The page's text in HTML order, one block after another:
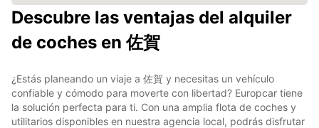
Descubre las ventajas del alquiler
de coches en 佐賀
¿Estás planeando un viaje a 佐賀 y necesitas un vehículo
confiable y cómodo para moverte con libertad? Europcar tiene
la solución perfecta para ti. Con una amplia flota de coches y
utilitarios disponibles en nuestra agencia local, podrás disfrutar